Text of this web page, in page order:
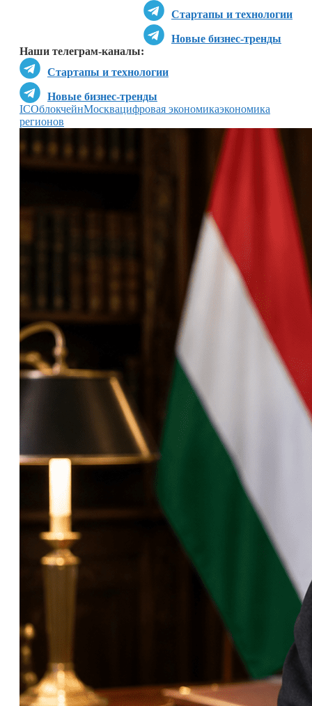
Стартапы и технологии
Новые бизнес-тренды
Наши телеграм-каналы:
Стартапы и технологии
Новые бизнес-тренды
ICOблокчейнМосквацифровая экономикаэкономика
регионов